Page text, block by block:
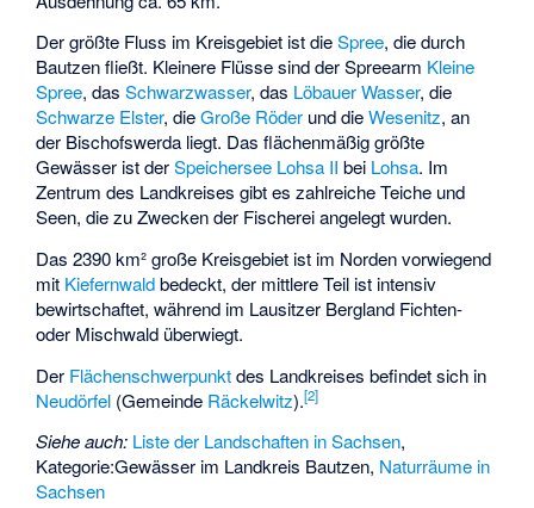
Der größte Fluss im Kreisgebiet ist dieSpree, die durch
Bautzen fließt. Kleinere Flüsse sind der Spreearm Kleine
Spree, dasSchwarzwasser, das Löbauer Wasser, die
Schwarze Elster, dieGroße Röder und dieWesenitz, an
der Bischofswerda liegt. Das flächenmäßig größte
Gewässer ist derSpeichersee Lohsa II bei Lohsa. Im
Zentrum des Landkreises gibt es zahlreiche Teiche und
Seen, die zu Zwecken der Fischerei angelegt wurden.
Das 2390 km² große Kreisgebiet ist im Norden vorwiegend
mit Kiefernwaldbedeckt, der mittlere Teil ist intensiv
bewirtschaftet, während im Lausitzer Bergland Fichten-
oder Mischwald überwiegt.
Der Flächenschwerpunktdes Landkreises befindet sich in
Neudörfel (Gemeinde Räckelwitz).[2]
Siehe auch: Liste der Landschaften in Sachsen,
Kategorie:Gewässer im Landkreis Bautzen, Naturräume in
Sachsen